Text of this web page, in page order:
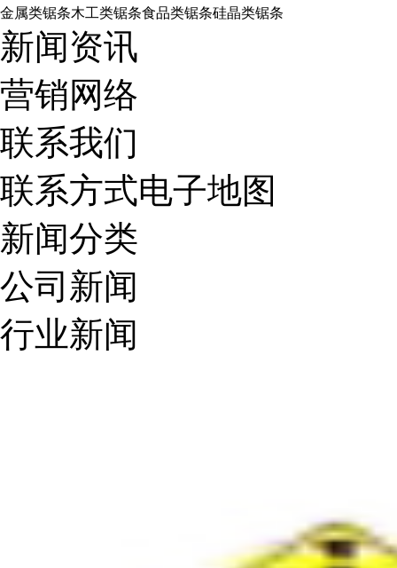
金属类锯条木工类锯条食品类锯条硅晶类锯条
新闻资讯
营销网络
联系我们
联系方式电子地图
新闻分类
公司新闻
行业新闻